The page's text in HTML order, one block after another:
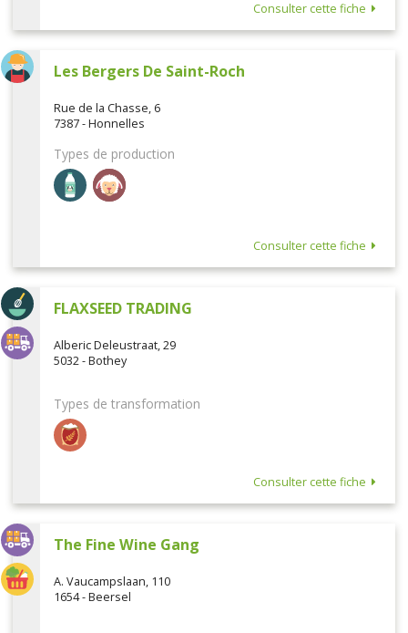
Consulter cette fiche
Les Bergers De Saint-Roch
Rue de la Chasse, 6
7387 - Honnelles
Types de production
Consulter cette fiche
FLAXSEED TRADING
Alberic Deleustraat, 29
5032 - Bothey
Types de transformation
Consulter cette fiche
The Fine Wine Gang
A. Vaucampslaan, 110
1654 - Beersel